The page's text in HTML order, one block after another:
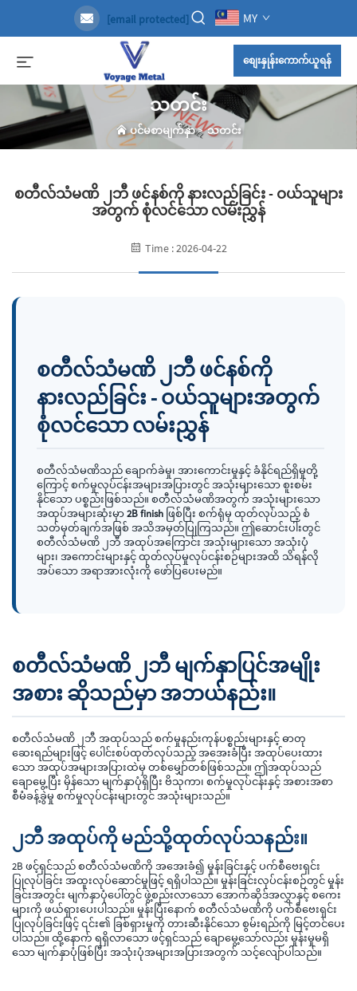
[email protected] MY
စျေးနှုန်းကောက်ယူရန်
သတင်း
ပင်မစာမျက်နှာ>သတင်း
စတီလ်သံမဏိ ၂ဘီ ဖင်နစ်ကို နားလည်ခြင်း - ဝယ်သူများ
အတွက် စုံလင်သော လမ်းညွှန်
Time : 2026-04-22
စတီလ်သံမဏိ ၂ဘီ ဖင်နစ်ကို
နားလည်ခြင်း - ဝယ်သူများအတွက်
စုံလင်သော လမ်းညွှန်
စတီလ်သံမဏိသည် ချောက်ခဲမှု၊ အားကောင်းမှုနှင့် ခံနိုင်ရည်ရှိမှုတို့
ကြောင့် စက်မှုလုပ်ငန်းအများအပြားတွင် အသုံးများသော စူးစမ်း
နိုင်သော ပစ္စည်းဖြစ်သည်။ စတီလ်သံမဏိအတွက် အသုံးများသော
အထုပ်အများဆုံးမှာ2B finish ဖြစ်ပြီး စက်ရုံမှ ထုတ်လုပ်သည့် စံ
သတ်မှတ်ချက်အဖြစ် အသိအမှတ်ပြုကြသည်။ ဤဆောင်းပါးတွင်
စတီလ်သံမဏိ ၂ဘီ အထုပ်အကြောင်း အသုံးများသော အသုံးပုံ
များ၊ အကောင်းများနှင့် ထုတ်လုပ်မှုလုပ်ငန်းစဉ်များအထိ သိရန်လို
အပ်သော အရာအားလုံးကို ဖော်ပြပေးမည်။
စတီလ်သံမဏိ ၂ဘီ မျက်နှာပြင်အမျိုး
အစား ဆိုသည်မှာ အဘယ်နည်း။
စတီလ်သံမဏိ ၂ဘီ အထုပ်သည် စက်မှုနည်းကုန်ပစ္စည်းများနှင့် ဓာတု
ဆေးရည်များဖြင့် ပေါင်းစပ်ထုတ်လုပ်သည့် အအေးခံပြီး အထုပ်ပေးထား
သော အထုပ်အများအပြားထဲမှ တစ်မျှော်တစ်ဖြစ်သည်။ ဤအထုပ်သည်
ချောမွေ့ပြီး မှိန်သော မျက်နှာပုံရှိပြီး ဗိသုကာ၊ စက်မှုလုပ်ငန်းနှင့် အစားအစာ
စီမံခန့်ခွဲမှု စက်မှုလုပ်ငန်းများတွင် အသုံးများသည်။
၂ဘီ အထုပ်ကို မည်သို့ထုတ်လုပ်သနည်း။
2B ဖင့်ရှင်သည် စတီလ်သံမဏိကို အအေးခံ၍ မှုန်းခြင်းနှင့် ပက်စီဗေးရှင်း
ပြုလုပ်ခြင်း အထူးလုပ်ဆောင်မှုဖြင့် ရရှိပါသည်။ မှုန်းခြင်းလုပ်ငန်းစဉ်တွင် မှုန်း
ခြင်းအတွင်း မျက်နှာပုံပေါ်တွင် ဖွဲ့စည်းလာသော အောက်ဆိုဒ်အလွှာနှင့် စကေး
များကို ဖယ်ရှားပေးပါသည်။ မှုန်းပြီးနောက် စတီလ်သံမဏိကို ပက်စီဗေးရှင်း
ပြုလုပ်ခြင်းဖြင့် ၎င်း၏ ခြစ်ရှားမှုကို တားဆီးနိုင်သော စွမ်းရည်ကို မြင့်တင်ပေး
ပါသည်။ ထို့နောက် ရရှိလာသော ဖင့်ရှင်သည် ချောမွေ့သော်လည်း မှုန်းမှုမရှိ
သော မျက်နှာပုံဖြစ်ပြီး အသုံးပုံအများအပြားအတွက် သင့်လျော်ပါသည်။